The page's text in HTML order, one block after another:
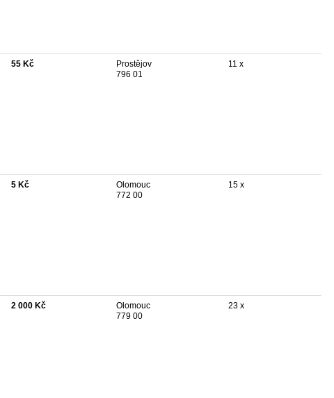
55 Kč
Prostějov
796 01
11 x
5 Kč
Olomouc
772 00
15 x
2 000 Kč
Olomouc
779 00
23 x